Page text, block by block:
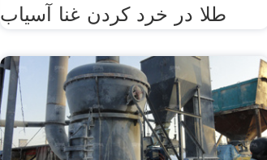
طلا در خرد کردن غنا آسیاب